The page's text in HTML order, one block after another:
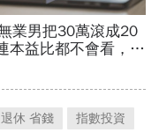
退休 省錢
指數投資